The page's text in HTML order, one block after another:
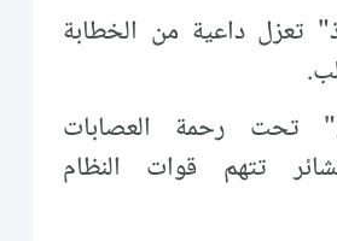
تعزل داعية من الخطابة
تحت رحمة العصابات
تتهم قوات النظام